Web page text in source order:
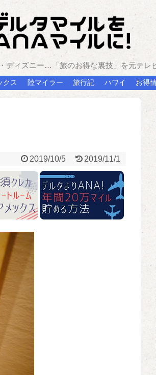
ディズニー…「旅のお得な裏技」を元テレ
クス 陸マイラー 旅行記 ハワイ お得
2019/10/5 2019/11/1